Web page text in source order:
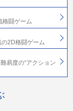
格闘ゲーム
2D格闘ゲーム
易度の“アクション